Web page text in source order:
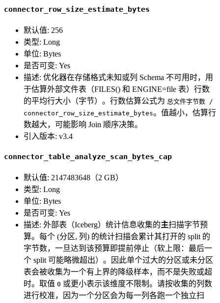
connector_row_size_estimate_bytes
默认值: 256
类型: Long
单位: Bytes
是否可变: Yes
描述: 优化器在存储格式未知或列 Schema 不可用时，用
于估算外部文件表（FILES() 和 ENGINE=file 表）行数
的平均行大小（字节）。行数估算公式为 总文件字节数 /
connector_row_size_estimate_bytes。值越小，估算行
数越大，可能影响 Join 顺序决策。
引入版本: v3.4
connector_table_analyze_scan_bytes_cap
默认值: 2147483648（2 GB）
类型: Long
单位: Bytes
是否可变: Yes
描述: 外部表（Iceberg）统计信息收集的主扫描字节预
算。每个 (分区, 列) 的统计扫描会累计其打开的 split 的
字节数，一旦达到该预算即提前停止（软上限：最后一
个 split 可能略微超出）。因此单个过大的分区或未分区
表会被收集为一个有上界的降级样本，而不是失败或超
时。取值 0 或更小表示该维度不限制。请按收集的列数
进行校准，因为一个分区会为每一列各跑一个独立扫